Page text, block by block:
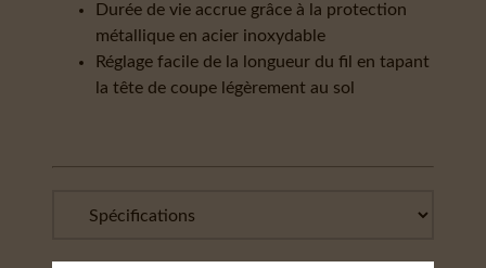
Durée de vie accrue grâce à la protection
métallique en acier inoxydable
Réglage facile de la longueur du fil en tapant
la tête de coupe légèrement au sol